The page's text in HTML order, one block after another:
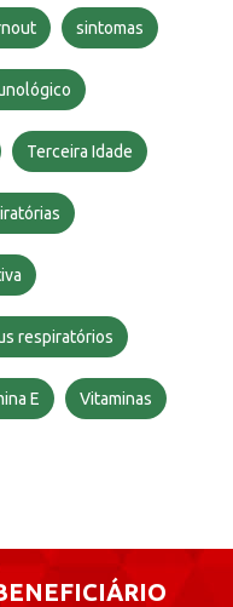
sintomas
Terceira Idade
respiratórios
E Vitaminas